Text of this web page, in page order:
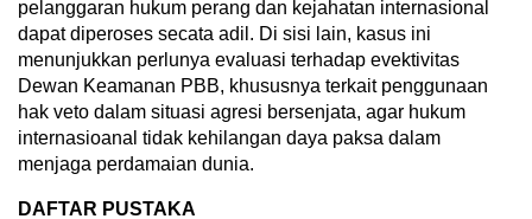
pelanggaran hukum perang dan kejahatan internasional
dapat diperoses secata adil. Di sisi lain, kasus ini
menunjukkan perlunya evaluasi terhadap evektivitas
Dewan Keamanan PBB, khususnya terkait penggunaan
hak veto dalam situasi agresi bersenjata, agar hukum
internasioanal tidak kehilangan daya paksa dalam
menjaga perdamaian dunia.
DAFTAR PUSTAKA